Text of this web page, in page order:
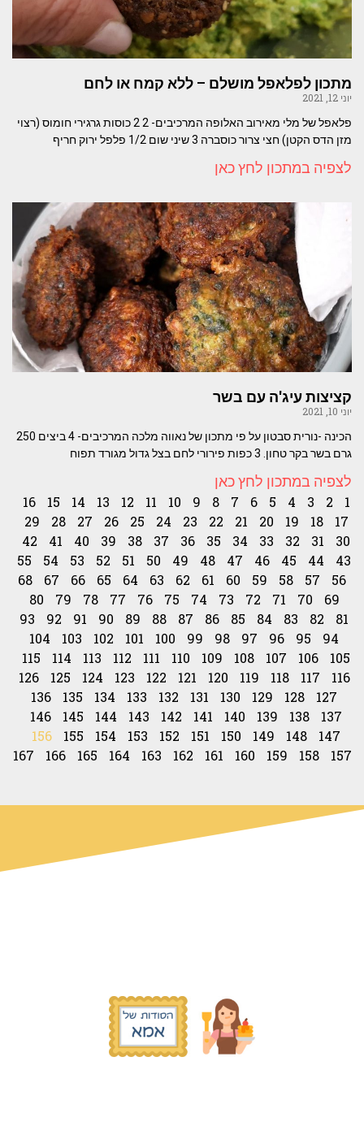
מתכון לפלאפל מושלם – ללא קמח או לחם
יוני 12, 2021
פלאפל של מלי מאירוב האלופה המרכיבים- 2 2 כוסות גרגירי חומוס (רצוי
מזן הדס הקטן) חצי צרור כוסברה 3 שיני שום 1/2 פלפל ירוק חריף
לצפיה במתכון לחץ כאן
קציצות עיג'ה עם בשר
יוני 10, 2021
הכינה -נורית סבטון על פי מתכון של נאווה מלכה המרכיבים- 4 ביצים 250
גרם בשר בקר טחון. 3 כפות פירורי לחם בצל גדול מגורד תפוח
לצפיה במתכון לחץ כאן
1
2
3
4
5
6
7
8
9
10
11
12
13
14
15
16
17
18
19
20
21
22
23
24
25
26
27
28
29
30
31
32
33
34
35
36
37
38
39
40
41
42
43
44
45
46
47
48
49
50
51
52
53
54
55
56
57
58
59
60
61
62
63
64
65
66
67
68
69
70
71
72
73
74
75
76
77
78
79
80
81
82
83
84
85
86
87
88
89
90
91
92
93
94
95
96
97
98
99
100
101
102
103
104
105
106
107
108
109
110
111
112
113
114
115
116
117
118
119
120
121
122
123
124
125
126
127
128
129
130
131
132
133
134
135
136
137
138
139
140
141
142
143
144
145
146
147
148
149
150
151
152
153
154
155
156
157
158
159
160
161
162
163
164
165
166
167